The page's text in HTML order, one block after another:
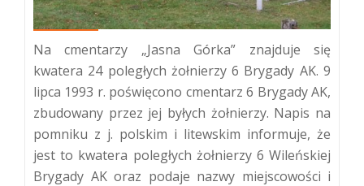
Na cmentarzy „Jasna Górka” znajduje się
kwatera 24 poległych żołnierzy 6 Brygady AK. 9
lipca 1993 r. poświęcono cmentarz 6 Brygady AK,
zbudowany przez jej byłych żołnierzy. Napis na
pomniku z j. polskim i litewskim informuje, że
jest to kwatera poległych żołnierzy 6 Wileńskiej
Brygady AK oraz podaje nazwy miejscowości i